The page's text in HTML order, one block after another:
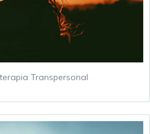
Transpersonal